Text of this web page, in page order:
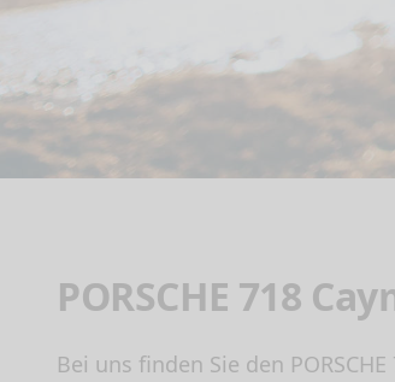
PORSCHE 718
Bei uns finden Sie den